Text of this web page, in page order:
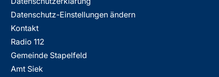
Datenschutz-Einstellungen ändern
Kontakt
Radio 112
Gemeinde Stapelfeld
Amt Siek